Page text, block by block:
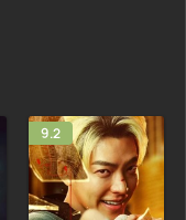
9.2